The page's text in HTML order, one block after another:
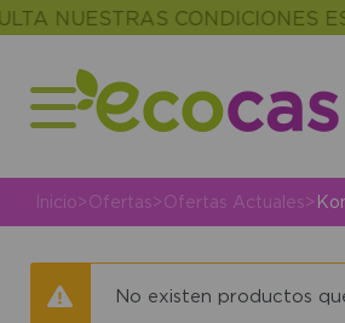
NUESTRAS CONDICIONES
Inicio> Ofertas> Ofertas Actuales>
No existen productos